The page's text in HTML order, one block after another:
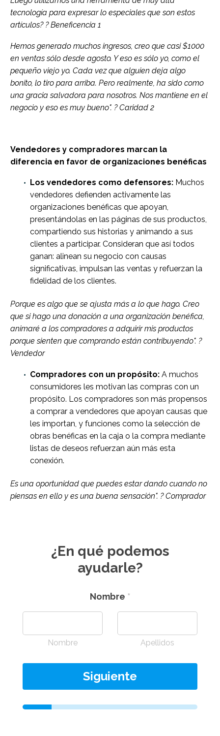
tecnología para expresar lo especiales que son estos
artículos? ? Beneficencia 1
Hemos generado muchos ingresos, creo que casi $1000
en ventas sólo desde agosto. Y eso es sólo yo, como el
pequeño viejo yo. Cada vez que alguien deja algo
bonito, lo tiro para arriba. Pero realmente, ha sido como
una gracia salvadora para nosotros. Nos mantiene en el
negocio y eso es muy bueno". ? Caridad 2
Vendedores y compradores marcan la
diferencia en favor de organizaciones benéficas
Los vendedores como defensores: Muchos
vendedores defienden activamente las
organizaciones benéficas que apoyan,
presentándolas en las páginas de sus productos,
compartiendo sus historias y animando a sus
clientes a participar. Consideran que así todos
ganan: alinean su negocio con causas
significativas, impulsan las ventas y refuerzan la
fidelidad de los clientes.
Porque es algo que se ajusta más a lo que hago. Creo
que si hago una donación a una organización benéfica,
animaré a los compradores a adquirir mis productos
porque sienten que comprando están contribuyendo". ?
Vendedor
Compradores con un propósito: A muchos
consumidores les motivan las compras con un
propósito. Los compradores son más propensos
a comprar a vendedores que apoyan causas que
les importan, y funciones como la selección de
obras benéficas en la caja o la compra mediante
listas de deseos refuerzan aún más esta
conexión.
Es una oportunidad que puedes estar dando cuando no
piensas en ello y es una buena sensación". ? Comprador
¿En qué podemos
ayudarle?
Nombre *
Nombre Apellidos
Siguiente